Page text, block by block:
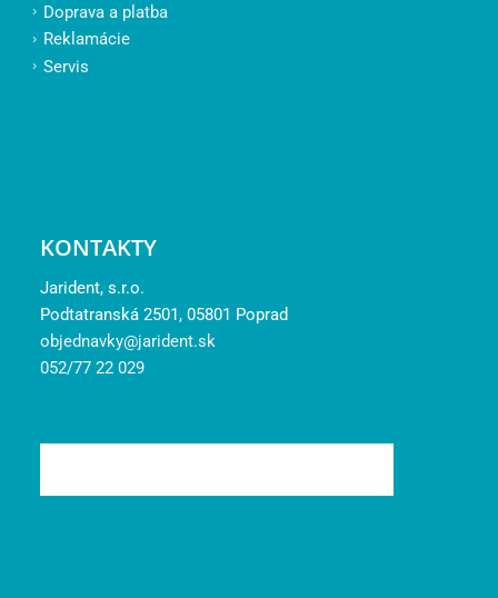
Doprava a platba
Reklamácie
Servis
KONTAKTY
Jarident, s.r.o.
Podtatranská 2501, 05801 Poprad
objednavky@jarident.sk
052/77 22 029